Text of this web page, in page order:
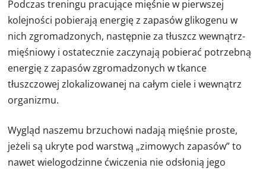
Podczas treningu pracujące mięśnie w pierwszej
kolejności pobierają energię z zapasów glikogenu w
nich zgromadzonych, następnie za tłuszcz wewnątrz-
mięśniowy i ostatecznie zaczynają pobierać potrzebną
energię z zapasów zgromadzonych w tkance
tłuszczowej zlokalizowanej na całym ciele i wewnątrz
organizmu.
Wygląd naszemu brzuchowi nadają mięśnie proste,
jeżeli są ukryte pod warstwą „zimowych zapasów” to
nawet wielogodzinne ćwiczenia nie odsłonią jego